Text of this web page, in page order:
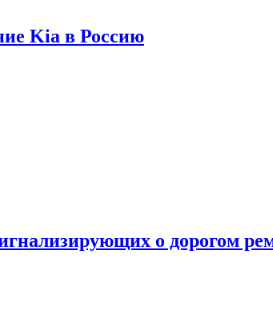
Kia в Россию
о дорогом